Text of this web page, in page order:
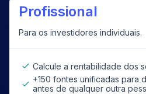
Profissional
Para os investidores individuais.
Calcule a rentabilidade dos
+150 fontes unificadas para
antes de qualquer outra